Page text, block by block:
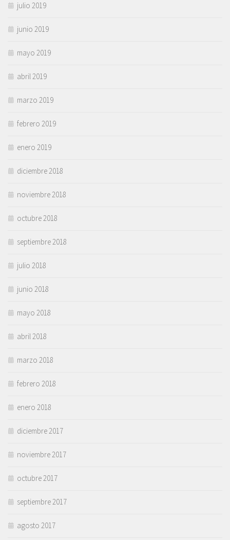
julio 2019
junio 2019
mayo 2019
abril 2019
marzo 2019
febrero 2019
enero 2019
diciembre 2018
noviembre 2018
octubre 2018
septiembre 2018
julio 2018
junio 2018
mayo 2018
abril 2018
marzo 2018
febrero 2018
enero 2018
diciembre 2017
noviembre 2017
octubre 2017
septiembre 2017
agosto 2017